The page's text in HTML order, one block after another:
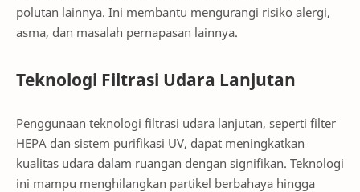
polutan lainnya. Ini membantu mengurangi risiko alergi,
asma, dan masalah pernapasan lainnya.
Teknologi Filtrasi Udara Lanjutan
Penggunaan teknologi filtrasi udara lanjutan, seperti filter
HEPA dan sistem purifikasi UV, dapat meningkatkan
kualitas udara dalam ruangan dengan signifikan. Teknologi
ini mampu menghilangkan partikel berbahaya hingga